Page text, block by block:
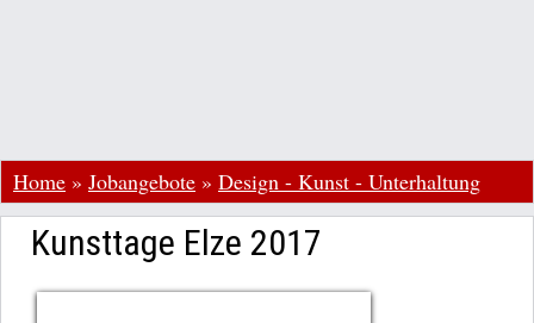
Home » Jobangebote » Design - Kunst - Unterhaltung
Kunsttage Elze 2017